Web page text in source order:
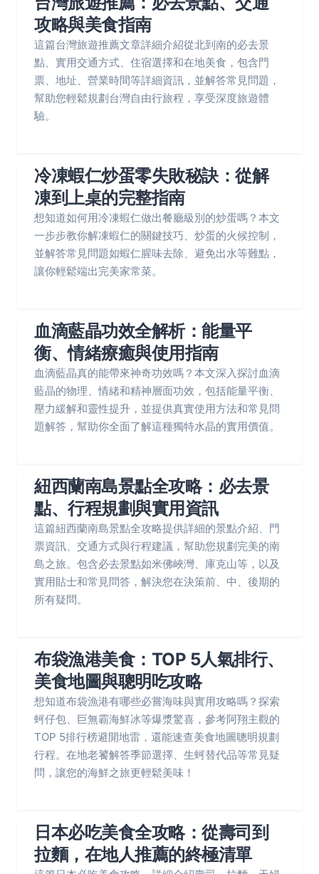
攻略與美食指南
這篇台灣旅遊推薦文章詳細介紹從北到南的必去景
點、實用交通方式、住宿選擇和在地美食，包含門
票、地址、營業時間等詳細資訊，並解答常見問題，
幫助您輕鬆規劃台灣自由行旅程，享受深度旅遊體
驗。
冷凍蝦仁炒蛋零失敗秘訣：從解
凍到上桌的完整指南
想知道如何用冷凍蝦仁做出餐廳級別的炒蛋嗎？本文
一步步教你解凍蝦仁的關鍵技巧、炒蛋的火候控制，
並解答常見問題如蝦仁腥味去除、避免出水等難點，
讓你輕鬆端出完美家常菜。
血滴藍晶功效全解析：能量平
衡、情緒療癒與使用指南
血滴藍晶真的能帶來神奇功效嗎？本文深入探討血滴
藍晶的物理、情緒和精神層面功效，包括能量平衡、
壓力緩解和靈性提升，並提供真實使用方法和常見問
題解答，幫助你全面了解這種獨特水晶的實用價值。
紐西蘭南島景點全攻略：必去景
點、行程規劃與實用資訊
這篇紐西蘭南島景點全攻略提供詳細的景點介紹、門
票資訊、交通方式與行程建議，幫助您規劃完美的南
島之旅。包含必去景點如米佛峽灣、庫克山等，以及
實用貼士和常見問答，解決您在決策前、中、後期的
所有疑問。
布袋漁港美食：TOP 5人氣排行、
美食地圖與聰明吃攻略
想知道布袋漁港有哪些必嘗海味與實用攻略嗎？探索
蚵仔包、巨無霸海鮮冰等爆漿驚喜，參考阿翔主觀的
TOP 5排行榜避開地雷，還能速查美食地圖聰明規劃
行程。在地老饕解答季節選擇、生蚵替代品等常見疑
問，讓您的海鮮之旅更輕鬆美味！
日本必吃美食全攻略：從壽司到
拉麵，在地人推薦的終極清單